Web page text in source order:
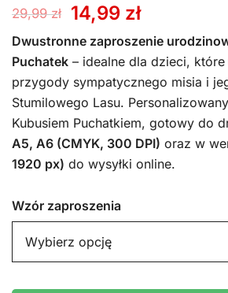
29,99zł
Pierwotna
cena
wynosiła:
29,99 zł.
14,99 złAktualna
cena
wynosi:
14,99 zł.
Dwustronne zaproszenie
Puchatek – idealne dla dzieci,
przygody sympatycznego misia i
Stumilowego Lasu.
Kubusiem Puchatkiem, gotowy do
A5, A6 (CMYK, 300 DPI) oraz w
1920 px) do wysyłki online.
Wzór zaproszenia